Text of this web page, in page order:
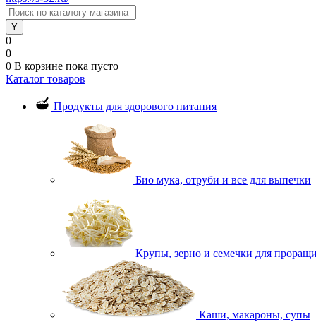
0
0
0 В корзине пока пусто
Каталог товаров
Продукты для здорового питания
Био мука, отруби и все для выпечки
Крупы, зерно и семечки для
Каши, макароны, супы